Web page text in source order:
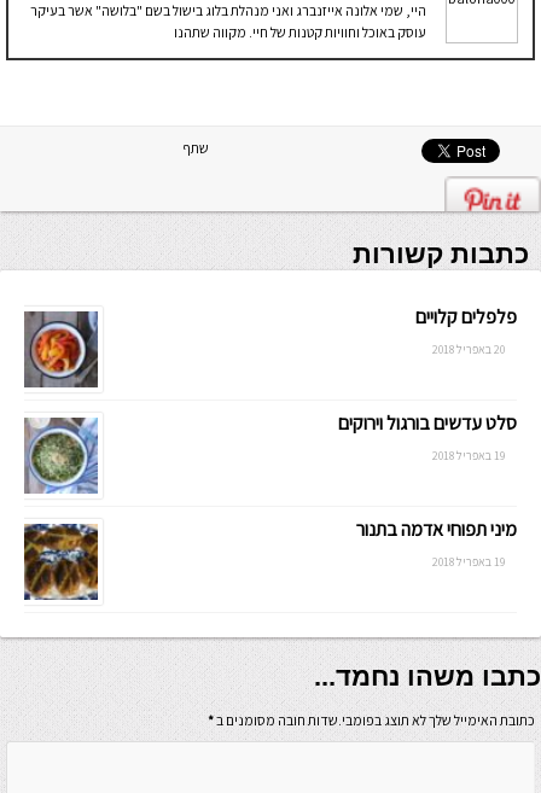
היי, שמי אלונה אייזנברג ואני מנהלת בלוג בישול בשם "בלושה" אשר בעיקר
עוסק באוכל וחוויות קטנות של חיי. מקווה שתהנו
שתף
כתבות קשורות
פלפלים קלויים
20 באפריל 2018
סלט עדשים בורגול וירוקים
19 באפריל 2018
מיני תפוחי אדמה בתנור
19 באפריל 2018
כתבו משהו נחמד...
כתובת האימייל שלך לא תוצג בפומבי.שדות חובה מסומנים ב*